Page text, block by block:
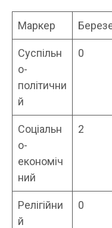
Маркер
Суспільн
о-
політични
й
0
Соціальн
о-
економіч
ний
2
Релігійни
й
0